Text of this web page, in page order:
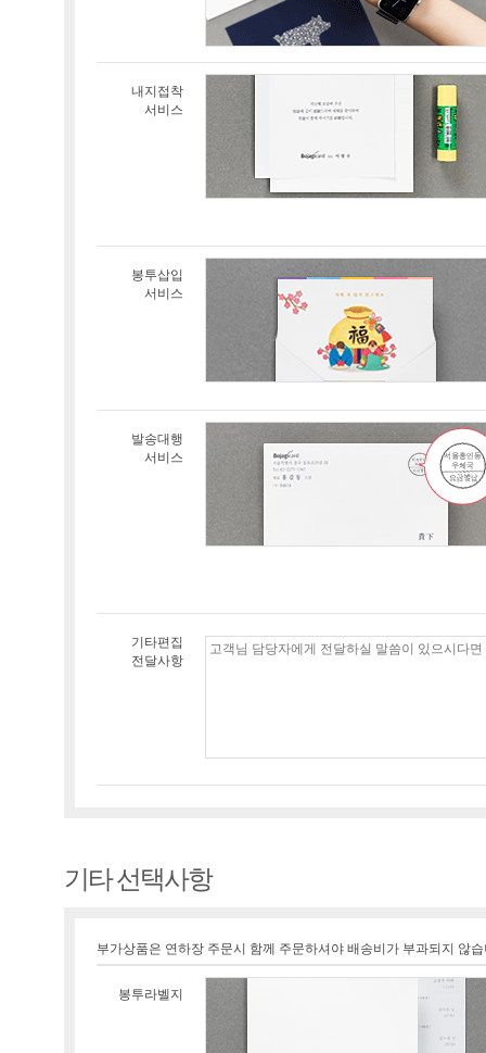
내지접착
서비스
봉투삽입
서비스
발송대행
서비스
기타편집
전달사항
기타 선택사항
부가상품은 연하장 주문시 함께 주문하셔야 배송비가 부과되지 않
봉투라벨지